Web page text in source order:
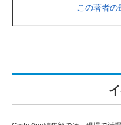
この著者